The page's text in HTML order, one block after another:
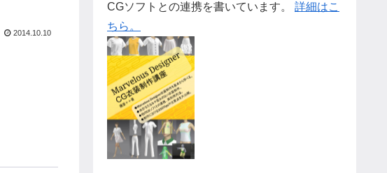
2014.10.10
CGソフトとの連携を書いています。 詳細はこ
ちら。